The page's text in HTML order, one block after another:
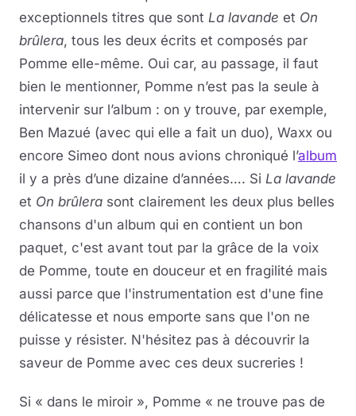
exceptionnels titres que sont La lavande et On
brûlera, tous les deux écrits et composés par
Pomme elle-même. Oui car, au passage, il faut
bien le mentionner, Pomme n’est pas la seule à
intervenir sur l’album : on y trouve, par exemple,
Ben Mazué (avec qui elle a fait un duo), Waxx ou
encore Simeo dont nous avions chroniqué l’album
il y a près d’une dizaine d’années…. Si La lavande
et On brûlera sont clairement les deux plus belles
chansons d'un album qui en contient un bon
paquet, c'est avant tout par la grâce de la voix
de Pomme, toute en douceur et en fragilité mais
aussi parce que l'instrumentation est d'une fine
délicatesse et nous emporte sans que l'on ne
puisse y résister. N'hésitez pas à découvrir la
saveur de Pomme avec ces deux sucreries !
Si « dans le miroir », Pomme « ne trouve pas de